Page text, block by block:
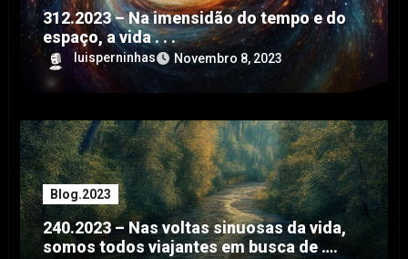
312.2023 – Na imensidão do tempo e do
espaço, a vida . . .
luisperninhas Novembro 8, 2023
Blog.2023
240.2023 – Nas voltas sinuosas da vida,
somos todos viajantes em busca de ….